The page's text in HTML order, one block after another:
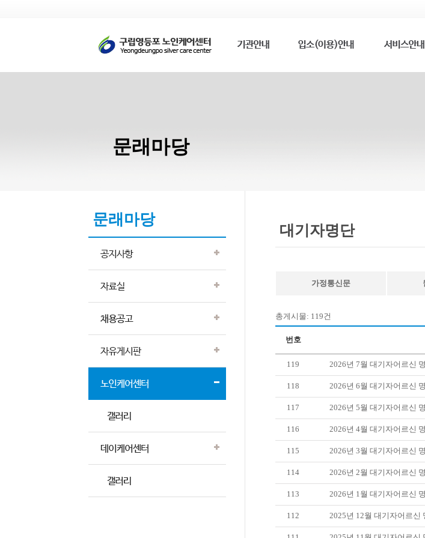
문래마당
문래마당
대기자명단
가정통신문
총게시물: 119건
번호
119 2026년 7월 대기자어르신
118 2026년 6월 대기자어르신
117 2026년 5월 대기자어르신
116 2026년 4월 대기자어르신
115 2026년 3월 대기자어르신
114 2026년 2월 대기자어르신
113 2026년 1월 대기자어르신
112 2025년 12월 대기자어르신